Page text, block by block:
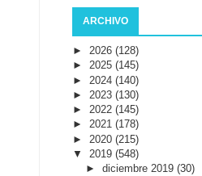
ARCHIVO
► 2026 (128)
► 2025 (145)
► 2024 (140)
► 2023 (130)
► 2022 (145)
► 2021 (178)
► 2020 (215)
▼ 2019 (548)
► diciembre 2019 (30)